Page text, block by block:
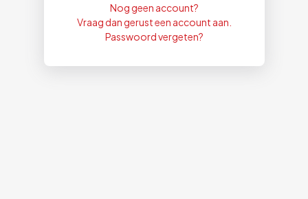
Nog geen account?
Vraag dan gerust een account aan.
Passwoord vergeten?